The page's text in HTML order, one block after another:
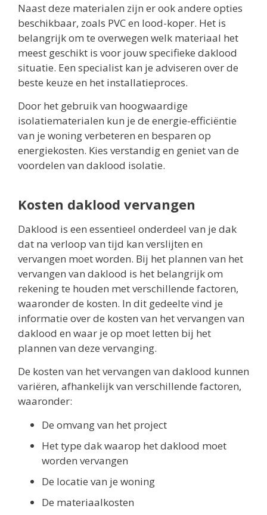
Naast deze materialen zijn er ook andere opties
beschikbaar, zoals PVC en lood-koper. Het is
belangrijk om te overwegen welk materiaal het
meest geschikt is voor jouw specifieke daklood
situatie. Een specialist kan je adviseren over de
beste keuze en het installatieproces.
Door het gebruik van hoogwaardige
isolatiematerialen kun je de energie-efficiëntie
van je woning verbeteren en besparen op
energiekosten. Kies verstandig en geniet van de
voordelen van daklood isolatie.
Kosten daklood vervangen
Daklood is een essentieel onderdeel van je dak
dat na verloop van tijd kan verslijten en
vervangen moet worden. Bij het plannen van het
vervangen van daklood is het belangrijk om
rekening te houden met verschillende factoren,
waaronder de kosten. In dit gedeelte vind je
informatie over de kosten van het vervangen van
daklood en waar je op moet letten bij het
plannen van deze vervanging.
De kosten van het vervangen van daklood kunnen
variëren, afhankelijk van verschillende factoren,
waaronder:
De omvang van het project
Het type dak waarop het daklood moet
worden vervangen
De locatie van je woning
De materiaalkosten